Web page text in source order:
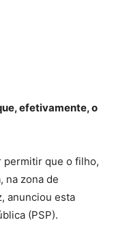
efetivamente, o
permitir que o filho,
na zona de
anunciou esta
(PSP).